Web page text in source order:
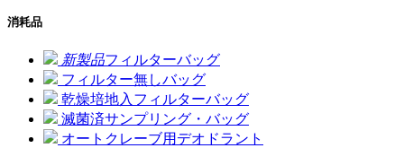
消耗品
新製品フィルターバッグ
フィルター無しバッグ
乾燥培地入フィルターバッグ
滅菌済サンプリング・バッグ
オートクレーブ用デオドラント